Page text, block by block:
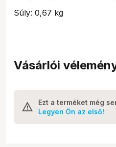
Súly: 0,67 kg
Vásárlói
Ezt a terméket még
Legyen Ön az első!